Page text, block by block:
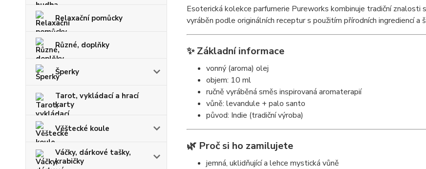
Relaxační pomůcky
Různé, doplňky
Šperky
Tarot, vykládací a hrací
karty
Věštecké koule
Váčky, dárkové tašky,
krabičky
Esoterická kolekce parfumerie Pureworks kombinuje tradiční znalosti
vyráběn podle originálních receptur s použitím přírodních ingrediencí
✨ Základní informace
vonný (aroma) olej
objem: 10 ml
ručně vyráběná směs inspirovaná aromaterapií
vůně: levandule + palo santo
původ: Indie (tradiční výroba)
🌿 Proč si ho zamilujete
jemná, uklidňující a lehce mystická vůně